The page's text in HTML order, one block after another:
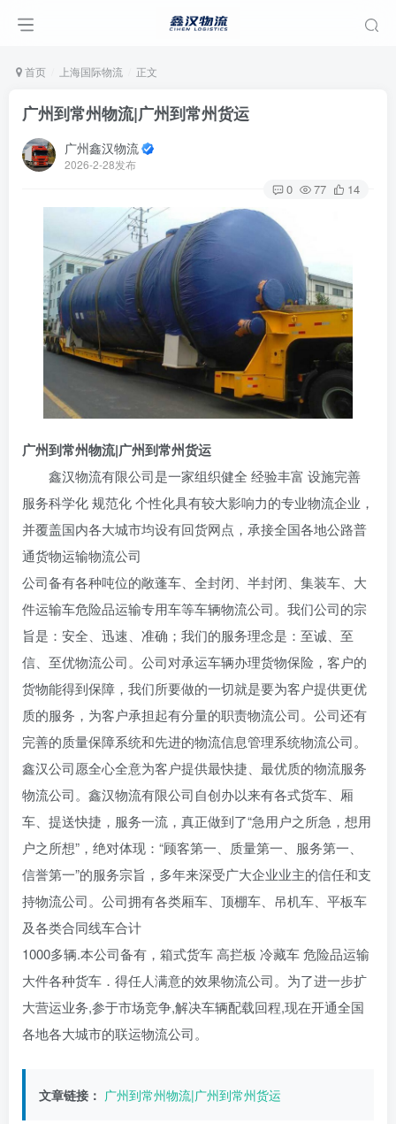
首页 上海国际物流 正文
广州到常州物流|广州到常州货运
广州鑫汉物流
2026-2-28发布
0 77 14
广州到常州物流|广州到常州货运
鑫汉物流有限公司是一家组织健全 经验丰富 设施完善
服务科学化 规范化 个性化具有较大影响力的专业物流企业，
并覆盖国内各大城市均设有回货网点，承接全国各地公路普
通货物运输物流公司
公司备有各种吨位的敞蓬车、全封闭、半封闭、集装车、大
件运输车危险品运输专用车等车辆物流公司。我们公司的宗
旨是：安全、迅速、准确；我们的服务理念是：至诚、至
信、至优物流公司。公司对承运车辆办理货物保险，客户的
货物能得到保障，我们所要做的一切就是要为客户提供更优
质的服务，为客户承担起有分量的职责物流公司。公司还有
完善的质量保障系统和先进的物流信息管理系统物流公司。
鑫汉公司愿全心全意为客户提供最快捷、最优质的物流服务
物流公司。鑫汉物流有限公司自创办以来有各式货车、厢
车、提送快捷，服务一流，真正做到了“急用户之所急，想用
户之所想”，绝对体现：“顾客第一、质量第一、服务第一、
信誉第一”的服务宗旨，多年来深受广大企业业主的信任和支
持物流公司。公司拥有各类厢车、顶棚车、吊机车、平板车
及各类合同线车合计
1000多辆.本公司备有，箱式货车 高拦板 冷藏车 危险品运输
大件各种货车．得任人满意的效果物流公司。为了进一步扩
大营运业务,参于市场竞争,解决车辆配载回程,现在开通全国
各地各大城市的联运物流公司。
文章链接： 广州到常州物流|广州到常州货运